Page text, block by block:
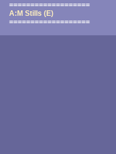
===================
A:M Stills (E)
===================